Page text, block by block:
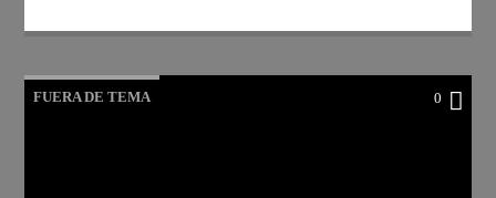
FUERA DE TEMA 0